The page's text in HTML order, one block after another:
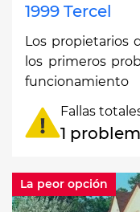
1999 Tercel
Los propietarios
los primeros
funcionamiento
Fallas
1
La peor opción